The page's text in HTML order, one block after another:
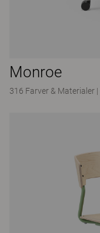
Monroe
316 Farver & Materialer |